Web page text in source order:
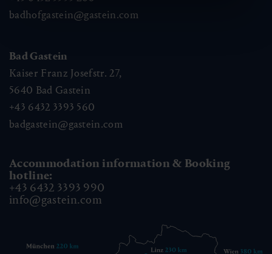
badhofgastein@gastein.com
Bad Gastein
Kaiser Franz Josefstr. 27,
5640 Bad Gastein
+43 6432 3393 560
badgastein@gastein.com
Accommodation information & Booking
hotline:
+43 6432 3393 990
info@gastein.com